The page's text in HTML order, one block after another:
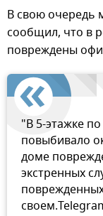
В свою очередь
сообщил, что в
повреждены
"В 5-этажке
повыбивало
доме
экстренных